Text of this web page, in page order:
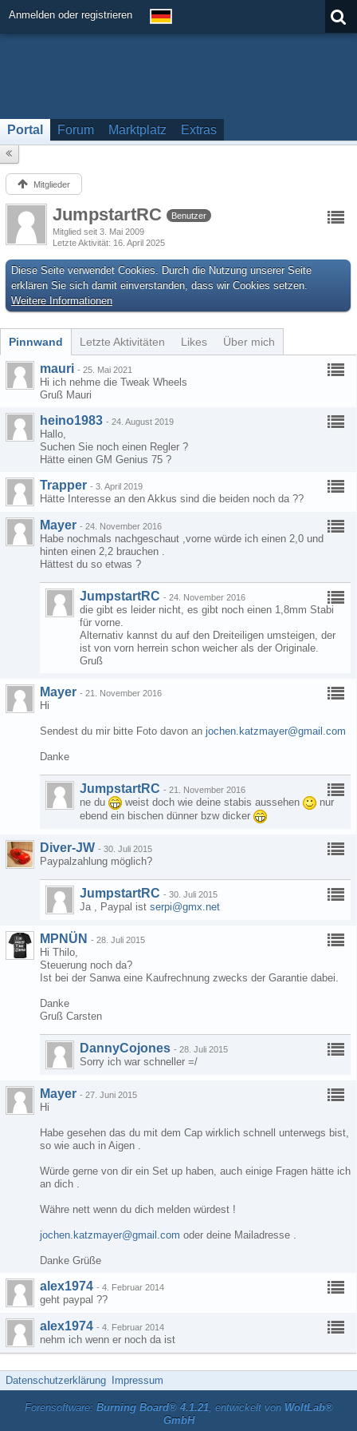
Anmelden oder registrieren
Portal Forum Marktplatz Extras
Mitglieder
JumpstartRC
Benutzer
Mitglied seit 3. Mai 2009
Letzte Aktivität 16. April 2025
Diese Seite verwendet Cookies. Durch die Nutzung unserer Seite
erklären Sie sich damit einverstanden, dass wir Cookies setzen.
Weitere Informationen
Pinnwand Letzte Aktivitäten Likes Über mich
mauri - 25. Mai 2021
Hi ich nehme die Tweak Wheels
Gruß Mauri
heino1983 - 24. August 2019
Hallo,
Suchen Sie noch einen Regler ?
Hätte einen GM Genius 75 ?
Trapper - 3. April 2019
Hätte Interesse an den Akkus sind die beiden noch da ??
Mayer - 24. November 2016
Habe nochmals nachgeschaut ,vorne würde ich einen 2,0 und
hinten einen 2,2 brauchen .
Hättest du so etwas ?
JumpstartRC - 24. November 2016
die gibt es leider nicht, es gibt noch einen 1,8mm Stabi
für vorne.
Alternativ kannst du auf den Dreiteiligen umsteigen, der
ist von vorn herrein schon weicher als der Originale.
Gruß
Mayer - 21. November 2016
Hi
Sendest du mir bitte Foto davon an jochen.katzmayer@gmail.com
Danke
JumpstartRC - 21. November 2016
ne du weist doch wie deine stabis aussehen
nur
ebend ein bischen dünner bzw dicker
Diver-JW - 30. Juli 2015
Paypalzahlung möglich?
JumpstartRC - 30. Juli 2015
Ja , Paypal ist serpi@gmx.net
MPNÜN - 28. Juli 2015
Hi Thilo,
Steuerung noch da?
Ist bei der Sanwa eine Kaufrechnung zwecks der Garantie dabei.
Danke
Gruß Carsten
DannyCojones - 28. Juli 2015
Sorry ich war schneller =/
Mayer - 27. Juni 2015
Hi
Habe gesehen das du mit dem Cap wirklich schnell unterwegs bist,
so wie auch in Aigen .
Würde gerne von dir ein Set up haben, auch einige Fragen hätte ich
an dich .
Währe nett wenn du dich melden würdest !
jochen.katzmayer@gmail.com oder deine Mailadresse .
Danke Grüße
alex1974 - 4. Februar 2014
geht paypal ??
alex1974 - 4. Februar 2014
nehm ich wenn er noch da ist
Datenschutzerklärung Impressum
Forensoftware: Burning Board® 4.1.21, entwickelt von WoltLab®
GmbH